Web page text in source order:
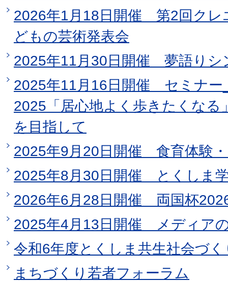
2026年1月18日開催 第2回ク
どもの芸術発表会
2025年11月30日開催 夢語りシ
2025年11月16日開催 セミナー
2025「居心地よく歩きたくなる
を目指して
2025年9月20日開催 食育体験
2025年8月30日開催 とくしま
2026年6月28日開催 両国杯
2025年4月13日開催 メディア
令和6年度とくしま共生社会づ
まちづくり若者フォーラム